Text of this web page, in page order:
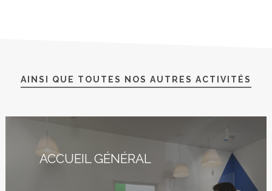
AINSI QUE TOUTES NOS AUTRES ACTIVITÉS
ACCUEIL GÉNÉRAL